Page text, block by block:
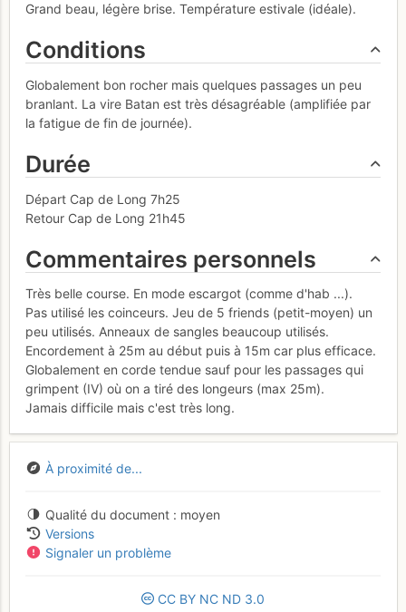
Grand beau, légère brise. Température estivale (idéale).
Conditions
Globalement bon rocher mais quelques passages un peu
branlant. La vire Batan est très désagréable (amplifiée par
la fatigue de fin de journée).
Durée
Départ Cap de Long 7h25
Retour Cap de Long 21h45
Commentaires personnels
Très belle course. En mode escargot (comme d'hab ...).
Pas utilisé les coinceurs. Jeu de 5 friends (petit-moyen) un
peu utilisés. Anneaux de sangles beaucoup utilisés.
Encordement à 25m au début puis à 15m car plus efficace.
Globalement en corde tendue sauf pour les passages qui
grimpent (IV) où on a tiré des longeurs (max 25m).
Jamais difficile mais c'est très long.
À proximité de...
Qualité du document
moyen
Versions
Signaler un problème
CC BY NC ND 3.0